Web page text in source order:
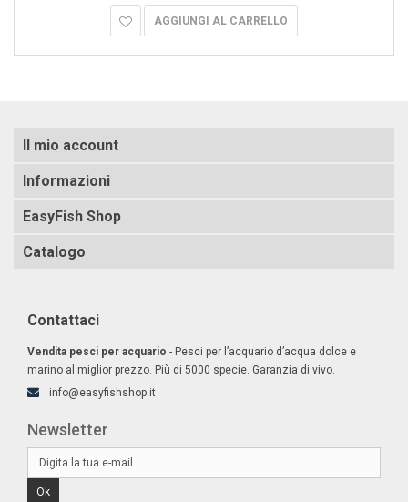
AGGIUNGI AL CARRELLO
Il mio account
Informazioni
EasyFish Shop
Catalogo
Contattaci
Vendita pesci per acquario - Pesci per l’acquario d’acqua dolce e
marino al miglior prezzo. Più di 5000 specie. Garanzia di vivo.
info@easyfishshop.it
Newsletter
Ok